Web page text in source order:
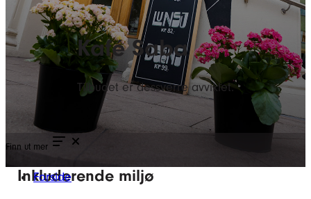
Kafé Saba
Tilbudet er dessverre avviklet.
Finn ut mer
Forside
Inkluderende miljø